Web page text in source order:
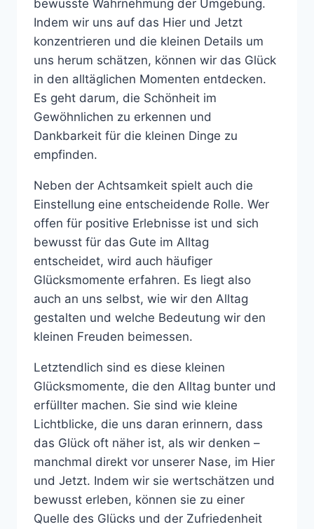
bewusste Wahrnehmung der Umgebung.
Indem wir uns auf das Hier und Jetzt
konzentrieren und die kleinen Details um
uns herum schätzen, können wir das Glück
in den alltäglichen Momenten entdecken.
Es geht darum, die Schönheit im
Gewöhnlichen zu erkennen und
Dankbarkeit für die kleinen Dinge zu
empfinden.
Neben der Achtsamkeit spielt auch die
Einstellung eine entscheidende Rolle. Wer
offen für positive Erlebnisse ist und sich
bewusst für das Gute im Alltag
entscheidet, wird auch häufiger
Glücksmomente erfahren. Es liegt also
auch an uns selbst, wie wir den Alltag
gestalten und welche Bedeutung wir den
kleinen Freuden beimessen.
Letztendlich sind es diese kleinen
Glücksmomente, die den Alltag bunter und
erfüllter machen. Sie sind wie kleine
Lichtblicke, die uns daran erinnern, dass
das Glück oft näher ist, als wir denken –
manchmal direkt vor unserer Nase, im Hier
und Jetzt. Indem wir sie wertschätzen und
bewusst erleben, können sie zu einer
Quelle des Glücks und der Zufriedenheit